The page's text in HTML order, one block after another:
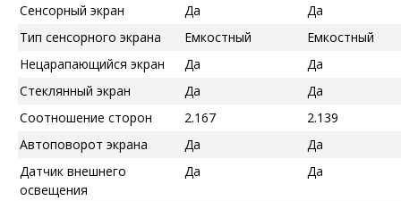
Сенсорный экран
Да
Да
Тип сенсорного экрана
Емкостный
Емкостный
Нецарапающийся экран
Да
Да
Стеклянный экран
Да
Да
Соотношение сторон
2.167
2.139
Автоповорот экрана
Да
Да
Датчик внешнего
освещения
Да Да